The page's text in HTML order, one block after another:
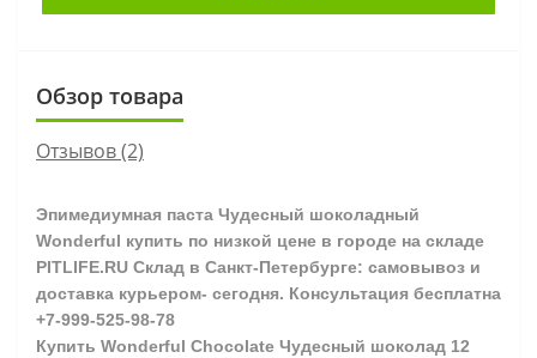
Обзор товара
Отзывов (2)
Эпимедиумная паста Чудесный шоколадный
Wonderful купить по низкой цене в городе на складе
PITLIFE.RU Склад в Санкт-Петербурге: самовывоз и
доставка курьером- сегодня. Консультация бесплатна
+7-999-525-98-78
Купить Wonderful Chocolate Чудесный шоколад 12